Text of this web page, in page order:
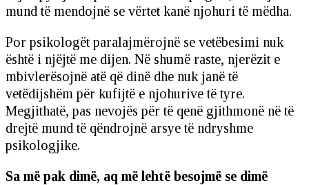
mund të mendojnë se vërtet kanë njohuri të mëdha.
Por psikologët paralajmërojnë se vetëbesimi nuk
është i njëjtë me dijen. Në shumë raste, njerëzit e
mbivlerësojnë atë që dinë dhe nuk janë të
vetëdijshëm për kufijtë e njohurive të tyre.
Megjithatë, pas nevojës për të qenë gjithmonë në të
drejtë mund të qëndrojnë arsye të ndryshme
psikologjike.
Sa më pak dimë, aq më lehtë besojmë se dimë